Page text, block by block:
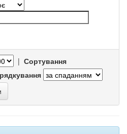
| Сортування